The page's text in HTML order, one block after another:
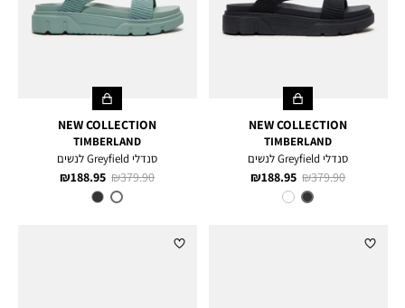
NEW COLLECTION
TIMBERLAND
סנדלי Greyfield לנשים
מחיר
מוצר
188.95 ₪
מחיר
379.90 ₪
צבע
BALCK
KNIT
NEW COLLECTION
TIMBERLAND
סנדלי Greyfield לנשים
מחיר
מוצר
188.95 ₪
מחיר
379.90 ₪
צבע
LIGHT
GREEN